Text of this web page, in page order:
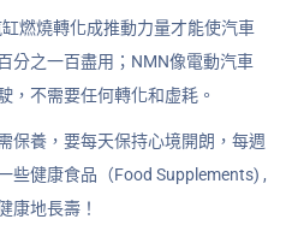
燃燒轉化成推動力量才能使汽車
分之一百盡用；NMN像電動汽車
，不需要任何轉化和虚耗。
保養，要每天保持心境開朗，每週
些健康食品（Food Supplements) ,
康地長壽！